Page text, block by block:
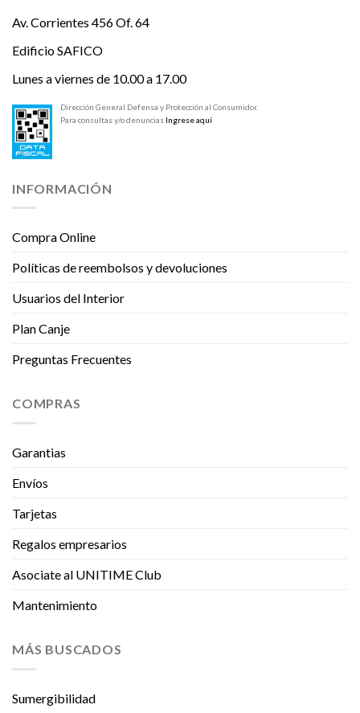
Av. Corrientes 456 Of. 64
Edificio SAFICO
Lunes a viernes de 10.00 a 17.00
Dirección General Defensa y Protección al Consumidor.
Para consultas y/o denuncias Ingrese aquí
INFORMACIÓN
Compra Online
Políticas de reembolsos y devoluciones
Usuarios del Interior
Plan Canje
Preguntas Frecuentes
COMPRAS
Garantias
Envíos
Tarjetas
Regalos empresarios
Asociate al UNITIME Club
Mantenimiento
MÁS BUSCADOS
Sumergibilidad